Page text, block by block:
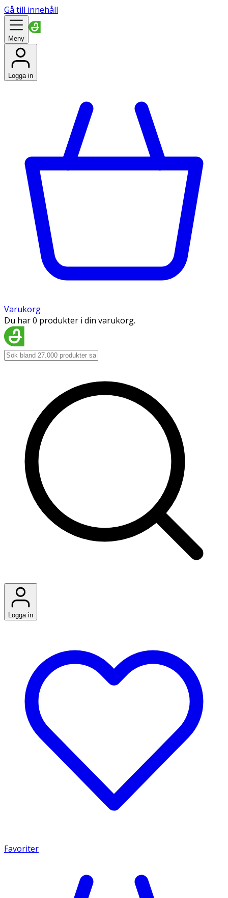
Gå till innehåll
Meny
Logga in
Varukorg
Du har 0 produkter i din varukorg.
Logga in
Favoriter